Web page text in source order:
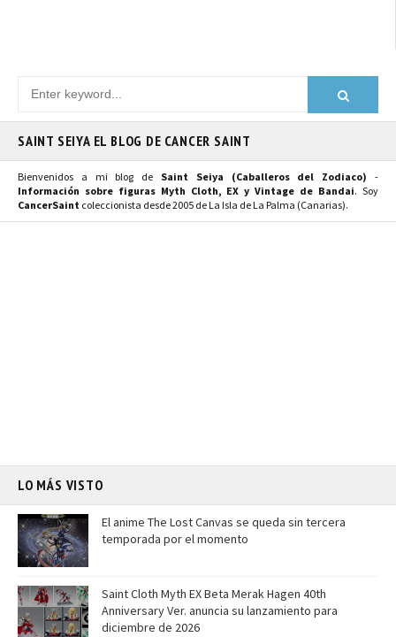
SAINT SEIYA EL BLOG DE CANCER SAINT
Bienvenidos a mi blog de Saint Seiya (Caballeros del Zodiaco) -
Información sobre figuras Myth Cloth, EX y Vintage de Bandai. Soy
CancerSaint coleccionista desde 2005 de La Isla de La Palma (Canarias).
LO MÁS VISTO
El anime The Lost Canvas se queda sin tercera
temporada por el momento
Saint Cloth Myth EX Beta Merak Hagen 40th
Anniversary Ver. anuncia su lanzamiento para
diciembre de 2026